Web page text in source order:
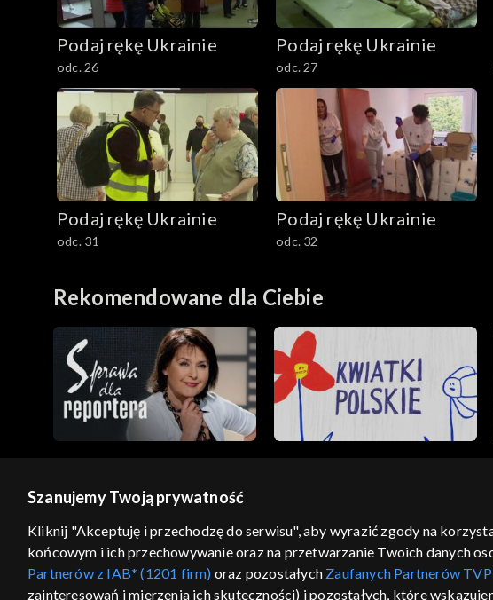
Podaj rękę Ukrainie
odc. 26
Podaj rękę Ukrainie
odc. 27
Podaj rękę Ukrainie
odc. 31
Podaj rękę Ukrainie
odc. 32
Rekomendowane dla Ciebie
GEOLOKALIZACJA
regulamin serwisu cennik polityka prywatności moje zgody
Szanujemy Twoją prywatność
Kliknij "Akceptuję i przechodzę do serwisu", aby wyrazić zgody na
końcowym i ich przechowywanie oraz na przetwarzanie Twoich danych
Partnerów z IAB* (1201 firm) oraz pozostałych Zaufanych Partnerów
zainteresowań i mierzenia ich skuteczności) i pozostałych, które